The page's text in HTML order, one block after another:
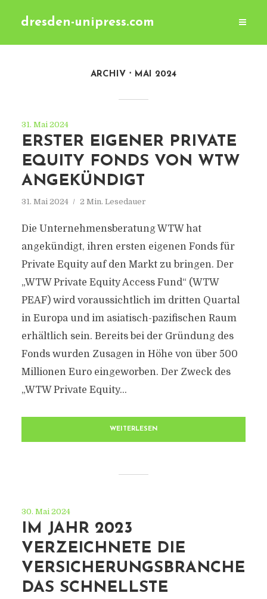
dresden-unipress.com
ARCHIV MAI 2024
31. Mai 2024
ERSTER EIGENER PRIVATE
EQUITY FONDS VON WTW
ANGEKÜNDIGT
31. Mai 2024 2 Min. Lesedauer
Die Unternehmensberatung WTW hat
angekündigt, ihren ersten eigenen Fonds für
Private Equity auf den Markt zu bringen. Der
„WTW Private Equity Access Fund“ (WTW
PEAF) wird voraussichtlich im dritten Quartal
in Europa und im asiatisch-pazifischen Raum
erhältlich sein. Bereits bei der Gründung des
Fonds wurden Zusagen in Höhe von über 500
Millionen Euro eingeworben. Der Zweck des
„WTW Private Equity...
WEITERLESEN
30. Mai 2024
IM JAHR 2023
VERZEICHNETE DIE
VERSICHERUNGSBRANCHE
DAS SCHNELLSTE